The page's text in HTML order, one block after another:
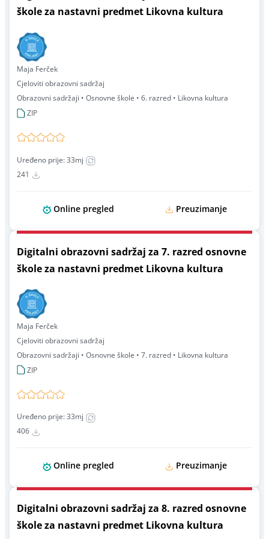
škole za nastavni predmet Likovna kultura
Maja Ferček
Cjeloviti obrazovni sadržaj
Obrazovni sadržaji • Osnovne škole • 6. razred • Likovna kultura
ZIP
Uređeno prije: 33mj
241
Online pregled Preuzimanje
Digitalni obrazovni sadržaj za 7. razred osnovne
škole za nastavni predmet Likovna kultura
Maja Ferček
Cjeloviti obrazovni sadržaj
Obrazovni sadržaji • Osnovne škole • 7. razred • Likovna kultura
ZIP
Uređeno prije: 33mj
406
Online pregled Preuzimanje
Digitalni obrazovni sadržaj za 8. razred osnovne
škole za nastavni predmet Likovna kultura